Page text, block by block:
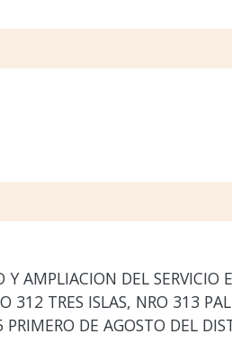
AMPLIACION DEL SERVICIO
312 TRES ISLAS, NRO 313
DE AGOSTO DEL